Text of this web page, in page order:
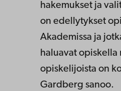
hakemukset ja
on edellytykset
Akademissa ja
haluavat
opiskelijoista on
Gardberg sanoo.